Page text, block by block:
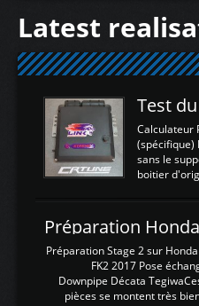
Latest
Calculateur
(spécifique)
sans le
boitier
d'envoyer
dans le
La sortie 0-
l'entrée AN
tension
Préparation Stage 2 sur Honda
FK2 2017 Pose
Downpipe Décata
pièces se montent très